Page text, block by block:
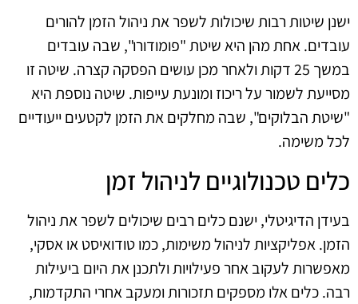
ישנן שיטות רבות שיכולות לשפר את ניהול הזמן להורים
עובדים. אחת מהן היא שיטת "פומודורו", שבה עובדים
במשך 25 דקות ולאחר מכן עושים הפסקה קצרה. שיטה זו
מסייעת לשמור על ריכוז ומונעת עייפות. שיטה נוספת היא
"שיטת הבלוקים", שבה מחלקים את הזמן לקטעים ייעודיים
לכל משימה.
כלים טכנולוגיים לניהול זמן
בעידן הדיגיטלי, ישנם כלים רבים שיכולים לשפר את ניהול
הזמן. אפליקציות לניהול משימות, כמו טודואיסט או אסקי,
מאפשרות לעקוב אחר פעילויות ולתכנן את היום ביעילות
רבה. כלים אלו מספקים תזכורות ומעקב אחרי התקדמות,